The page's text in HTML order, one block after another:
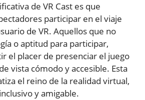
de VR Cast es que
participar en el viaje
de VR. Aquellos que no
o aptitud para participar,
el placer de presenciar el juego
vista cómodo y accesible. Esta
el reino de la realidad virtual,
y amigable.